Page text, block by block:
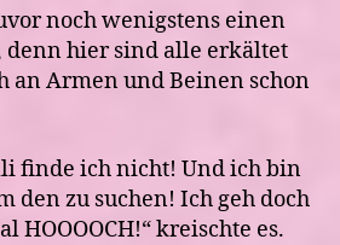
noch wenigstens einen
denn hier sind alle erkältet
an Armen und Beinen schon
finde ich nicht! Und ich bin
den zu suchen! Ich geh doch
HOOOOCH!“ kreischte es.